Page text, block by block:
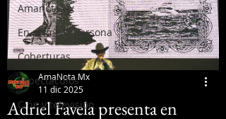
AmanotaMx
En primera persona
Coberturas
Espectáculos
Cine y televisión
Adriel Favela presenta en
AmaNota Mx
11 dic 2025